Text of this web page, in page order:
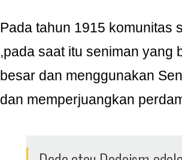
Pada tahun 1915 komunitas
,pada saat itu seniman yang
besar dan menggunakan
dan memperjuangkan